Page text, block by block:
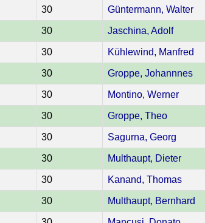
30 Güntermann, Walter
30 Jaschina, Adolf
30 Kühlewind, Manfred
30 Groppe, Johannnes
30 Montino, Werner
30 Groppe, Theo
30 Sagurna, Georg
30 Multhaupt, Dieter
30 Kanand, Thomas
30 Multhaupt, Bernhard